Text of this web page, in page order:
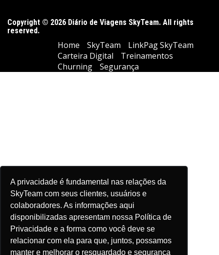
A privacidade é fundamental nas relações da
SkyTeam com seus clientes, usuários e
colaboradores. As informações aqui
disponibilizadas apresentam nossa Política de
Privacidade e a forma como você deve se
relacionar com ela para que, juntos, possamos
manter e melhorar o resguardado e segurança
Copyright © 2026 Diário de Viagens SkyTeam. All rights
reserved.
Home SkyTeam
LinkPag SkyTeam
Carteira Digital
Treinamentos
Churning
Segurança